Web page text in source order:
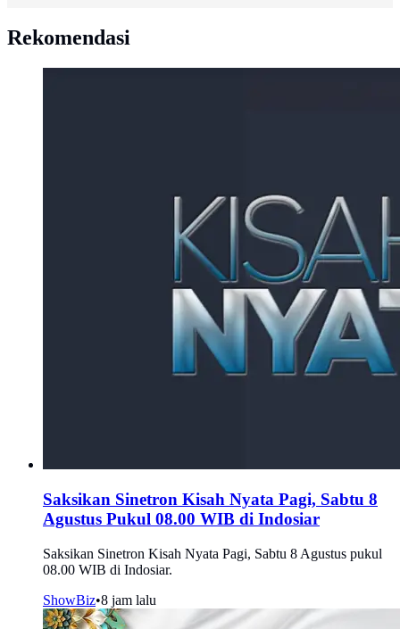
Rekomendasi
Saksikan Sinetron Kisah Nyata Pagi, Sabtu 8
Agustus Pukul 08.00 WIB di Indosiar
Saksikan Sinetron Kisah Nyata Pagi, Sabtu 8 Agustus pukul
08.00 WIB di Indosiar.
ShowBiz•8 jam lalu